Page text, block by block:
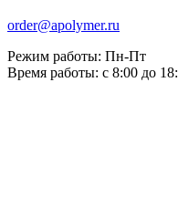
order@apolymer.ru
Режим работы: Пн-Пт
Время работы: с 8:00 до